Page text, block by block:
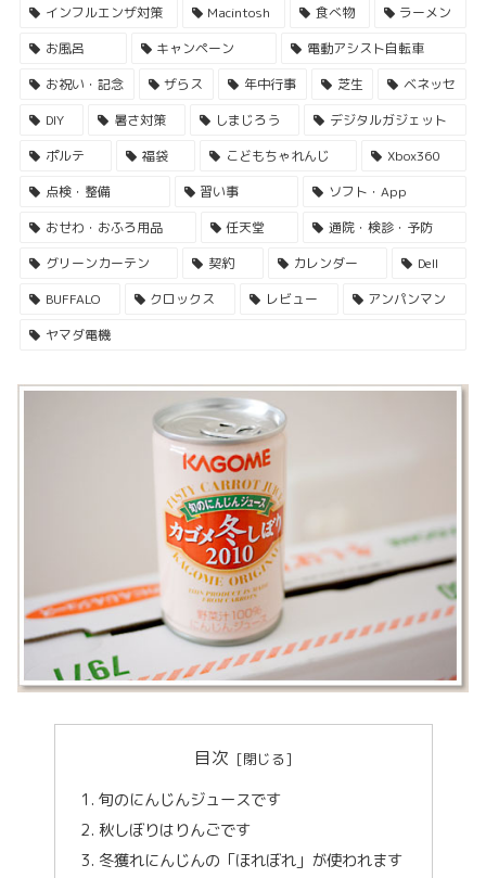
インフルエンザ対策
Macintosh 食べ物
ラーメン
お風呂
キャンペーン
電動アシスト自転車
お祝い・記念
ザらス 年中行事 芝生
ベネッセ
DIY
暑さ対策 しまじろう
デジタルガジェット
ポルテ
福袋 こどもちゃれんじ
Xbox360
点検・整備
習い事
ソフト・App
おせわ・おふろ用品
任天堂
通院・検診・予防
グリーンカーテン
契約 カレンダー
Dell
BUFFALO
クロックス レビュー
アンパンマン
ヤマダ電機
目次
旬のにんじんジュースです
秋しぼりはりんごです
冬獲れにんじんの「ほれぼれ」が使われます